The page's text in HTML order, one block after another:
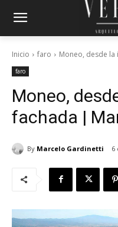
Inicio faro Moneo, desde
faro
Moneo,
fachada |
By Marcelo Gardinetti 6